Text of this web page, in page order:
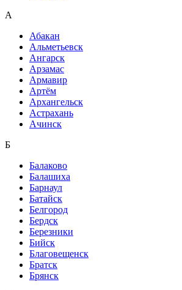
А
Абакан
Альметьевск
Ангарск
Арзамас
Армавир
Артём
Архангельск
Астрахань
Ачинск
Б
Балаково
Балашиха
Барнаул
Батайск
Белгород
Бердск
Березники
Бийск
Благовещенск
Братск
Брянск